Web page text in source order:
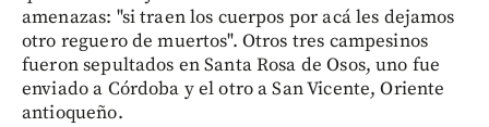
amenazas: "si traen los cuerpos por acá les dejamos
otro reguero de muertos". Otros tres campesinos
fueron sepultados en Santa Rosa de Osos, uno fue
enviado a Córdoba y el otro a San Vicente, Oriente
antioqueño.